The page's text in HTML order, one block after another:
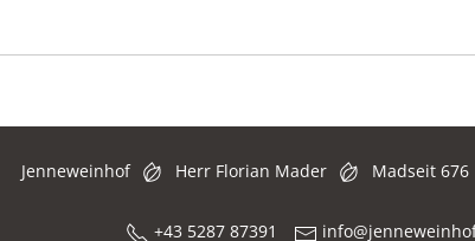
Jenneweinhof Herr Florian Mader Madseit 676
+43 5287 87391